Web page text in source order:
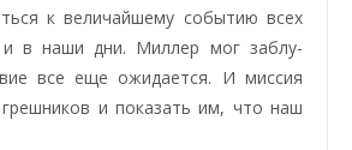
к величайшему событию всех
и в наши дни. Миллер мог заблу­
все еще ожидается. И миссия
и показать им, что наш